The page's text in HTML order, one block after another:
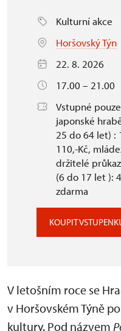
Kulturní akce
Horšovský Týn
22. 8. 2026
17.00 – 21.00
Vstupné
japonské
25 do 64 let) :
110,-Kč,
držitelé
(6 do 17 let ):
zdarma
KOUPIT
V letošním roce se
v Horšovském Týně
kultury. Pod názvem